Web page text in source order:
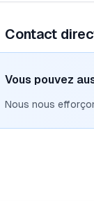
Contact
Vous pouvez
Nous nous